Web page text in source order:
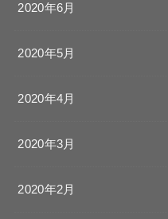
2020年6月
2020年5月
2020年4月
2020年3月
2020年2月